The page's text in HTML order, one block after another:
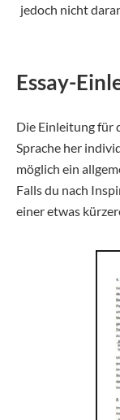
jedoch nicht
Essay-
Die Einleitung für
Sprache her
möglich ein
Falls du nach
einer etwas